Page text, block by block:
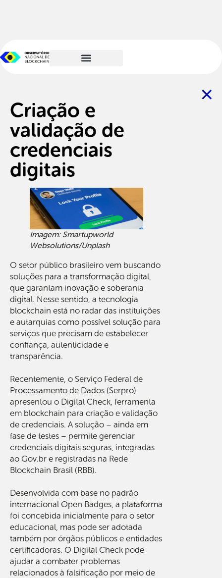
Criação e
validação de
credenciais
digitais
Imagem: Smartupworld
Websolutions/Unplash
O setor público brasileiro vem buscando
soluções para a transformação digital,
que garantam inovação e soberania
digital. Nesse sentido, a tecnologia
blockchain está no radar das instituições
e autarquias como possível solução para
serviços que precisam de estabelecer
confiança, autenticidade e
transparência.
Recentemente, o Serviço Federal de
Processamento de Dados (Serpro)
apresentou o Digital Check, ferramenta
em blockchain para criação e validação
de credenciais. A solução – ainda em
fase de testes – permite gerenciar
credenciais digitais seguras, integradas
ao Gov.br e registradas na Rede
Blockchain Brasil (RBB).
Desenvolvida com base no padrão
internacional Open Badges, a plataforma
foi concebida inicialmente para o setor
educacional, mas pode ser adotada
também por órgãos públicos e entidades
certificadoras. O Digital Check pode
ajudar a combater problemas
relacionados à falsificação por meio de